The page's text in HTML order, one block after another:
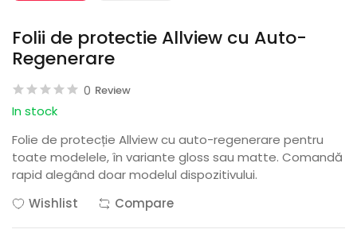
Folii de protectie Allview cu Auto-
Regenerare
0 Review
In stock
Folie de protecție Allview cu auto-regenerare pentru
toate modelele, în variante gloss sau matte. Comandă
rapid alegând doar modelul dispozitivului.
Wishlist
Compare